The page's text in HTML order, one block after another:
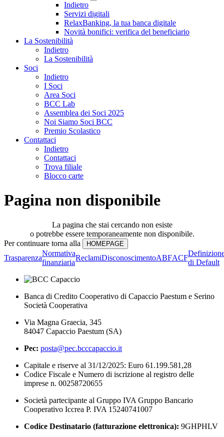
Indietro
Servizi digitali
RelaxBanking, la tua banca digitale
Novità bonifici: verifica del beneficiario
La Sostenibilità
Indietro
La Sostenibilità
Soci
Indietro
I Soci
Area Soci
BCC Lab
Assemblea dei Soci 2025
Noi Siamo Soci BCC
Premio Scolastico
Contattaci
Indietro
Contattaci
Trova filiale
Blocco carte
Pagina non disponibile
La pagina che stai cercando non esiste
o potrebbe essere temporaneamente non disponibile.
Per continuare torna alla
Trasparenza
Normativa
finanziaria
ReclamiDisconoscimentoABFACF
di Default
Banca di Credito Cooperativo di Capaccio Paestum e Serino
Società Cooperativa
Via Magna Graecia, 345
84047 Capaccio Paestum (SA)
Pec: posta@pec.bcccapaccio.it
Capitale e riserve al 31/12/2025: Euro 61.199.581,28
Codice Fiscale e Numero di iscrizione al registro delle
imprese n. 00258720655
Società partecipante al Gruppo IVA Gruppo Bancario
Cooperativo Iccrea P. IVA 15240741007
Codice Destinatario (fatturazione elettronica): 9GHPHLV